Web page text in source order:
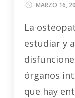
MARZO 16,
La
estudiar y
órganos
que hay